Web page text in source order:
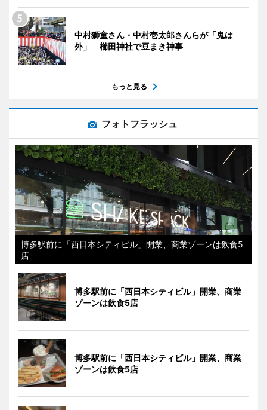
中村獅童さん・中村壱太郎さんらが「鬼は
外」 櫛田神社で豆まき神事
もっと見る
フォトフラッシュ
博多駅前に「西日本シティビル」開業、商業ゾーンは飲食5
店
博多駅前に「西日本シティビル」開業、商業
ゾーンは飲食5店
博多駅前に「西日本シティビル」開業、商業
ゾーンは飲食5店